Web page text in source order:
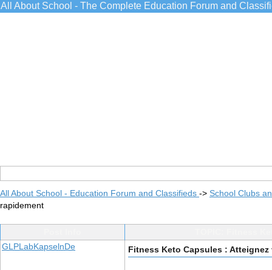
All About School - The Complete Education Forum and
All About School - Education Forum and Classifieds -> School Clubs
rapidement
GLPLabKapselnDe
Fitness Keto Capsules :